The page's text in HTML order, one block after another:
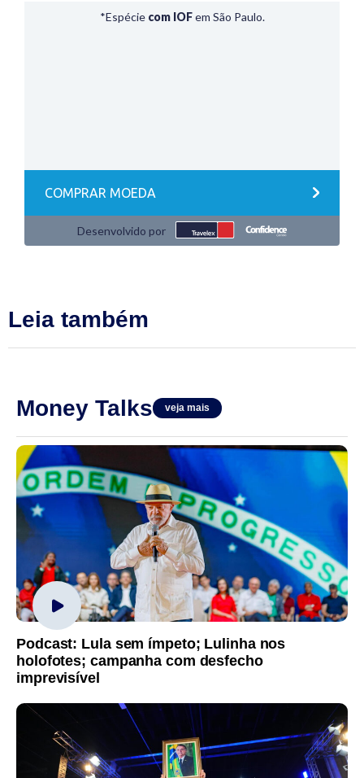
Leia também
Money Talks veja mais
Podcast: Lula sem ímpeto; Lulinha nos
holofotes; campanha com desfecho
imprevisível